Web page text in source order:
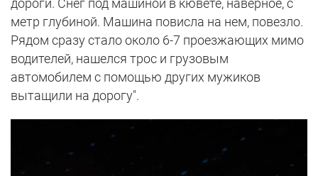
дороги. Снег под машиной в кювете, наверное, с
метр глубиной. Машина повисла на нем, повезло.
Рядом сразу стало около 6-7 проезжающих мимо
водителей, нашелся трос и грузовым
автомобилем с помощью других мужиков
вытащили на дорогу".